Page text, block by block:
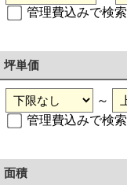
管理費込みで検索
坪単価
～
管理費込みで検索
面積